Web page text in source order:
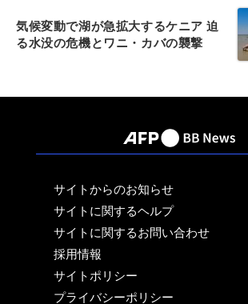
気候変動で湖が急拡大するケニア 迫
る水没の危機とワニ・カバの襲撃
サイトからのお知らせ
サイトに関するヘルプ
サイトに関するお問い合わせ
採用情報
サイトポリシー
プライバシーポリシー